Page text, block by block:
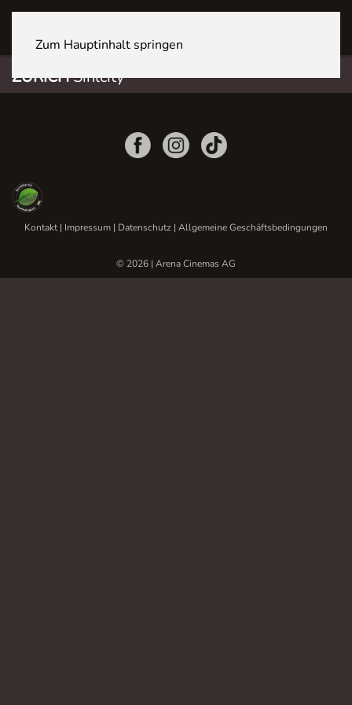
Zum Hauptinhalt springen
ZÜRICHSihlcity
Kontakt| Impressum | Datenschutz | Allgemeine Geschäftsbedingungen
© 2026 | Arena Cinemas AG